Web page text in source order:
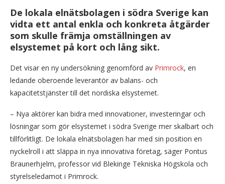
De lokala elnätsbolagen i södra Sverige kan
vidta ett antal enkla och konkreta åtgärder
som skulle främja omställningen av
elsystemet på kort och lång sikt.
Det visar en ny undersökning genomförd av Primrock, en
ledande oberoende leverantör av balans- och
kapacitetstjänster till det nordiska elsystemet.
– Nya aktörer kan bidra med innovationer, investeringar och
lösningar som gör elsystemet i södra Sverige mer skalbart och
tillförlitligt. De lokala elnätsbolagen har med sin position en
nyckelroll i att släppa in nya innovativa företag, säger Pontus
Braunerhjelm, professor vid Blekinge Tekniska Högskola och
styrelseledamot i Primrock.